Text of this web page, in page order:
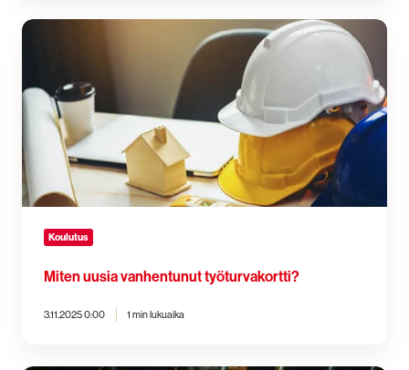
Miten
työturvakortti?
Koulutus
Miten uusia vanhentunut työturvakortti?
3.11.2025 0:00 1 min lukuaika